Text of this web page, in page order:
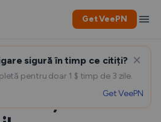
Get VeePN
blocarea unui
sigură în timp ce citiți?
pentru doar 1 $ timp de 3 zile.
Get VeePN